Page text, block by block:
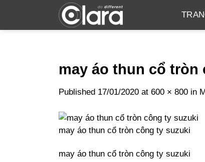
content
may áo thun cổ tròn
Published 17/01/2020 at 600 × 800 in
may áo thun cổ tròn công ty suzuki
may áo thun cổ tròn công ty suzuki